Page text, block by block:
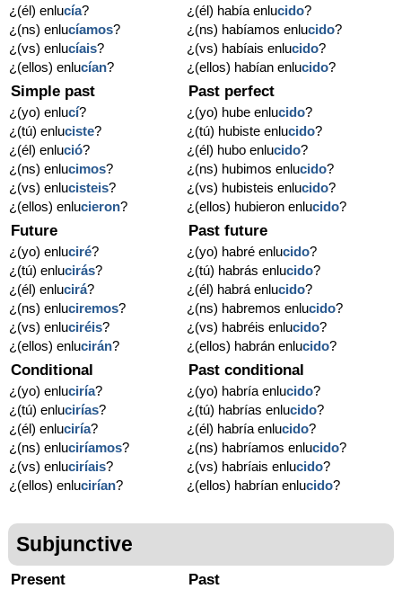
¿(él) enlucía?
¿(ns) enlucíamos?
¿(vs) enlucíais?
¿(ellos) enlucían?
¿(él) había enlucido?
¿(ns) habíamos enlucido?
¿(vs) habíais enlucido?
¿(ellos) habían enlucido?
Simple past
¿(yo) enlucí?
¿(tú) enluciste?
¿(él) enlució?
¿(ns) enlucimos?
¿(vs) enlucisteis?
¿(ellos) enlucieron?
Past perfect
¿(yo) hube enlucido?
¿(tú) hubiste enlucido?
¿(él) hubo enlucido?
¿(ns) hubimos enlucido?
¿(vs) hubisteis enlucido?
¿(ellos) hubieron enlucido?
Future
¿(yo) enluciré?
¿(tú) enlucirás?
¿(él) enlucirá?
¿(ns) enluciremos?
¿(vs) enluciréis?
¿(ellos) enlucirán?
Past future
¿(yo) habré enlucido?
¿(tú) habrás enlucido?
¿(él) habrá enlucido?
¿(ns) habremos enlucido?
¿(vs) habréis enlucido?
¿(ellos) habrán enlucido?
Conditional
¿(yo) enluciría?
¿(tú) enlucirías?
¿(él) enluciría?
¿(ns) enluciríamos?
¿(vs) enluciríais?
¿(ellos) enlucirían?
Past conditional
¿(yo) habría enlucido?
¿(tú) habrías enlucido?
¿(él) habría enlucido?
¿(ns) habríamos enlucido?
¿(vs) habríais enlucido?
¿(ellos) habrían enlucido?
Subjunctive
Present Past